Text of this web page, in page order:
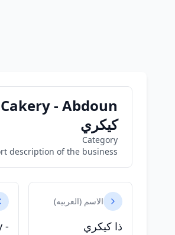
كيكري
Category
description of the business...
الاسم (العربيه)
ذا كيكري
-